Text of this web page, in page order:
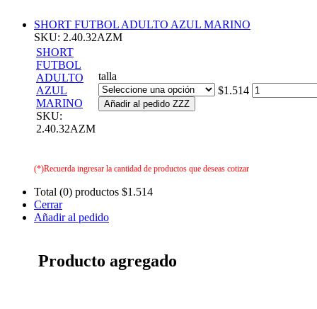
SHORT FUTBOL ADULTO AZUL MARINO
SKU: 2.40.32AZM
SHORT
FUTBOL
ADULTO
AZUL
MARINO
SKU:
2.40.32AZM
talla
Añadir al pedido ZZZ
$1.514
(*)Recuerda ingresar la cantidad de productos que deseas cotizar
Total (0) productos $1.514
Cerrar
Añadir al pedido
Producto agregado